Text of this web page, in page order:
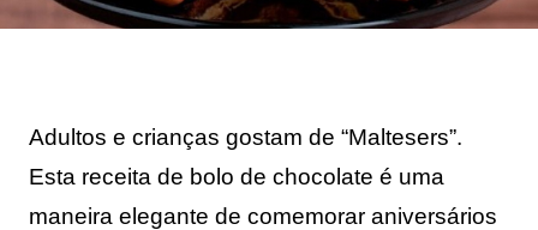
Adultos e crianças gostam de “Maltesers”.
Esta receita de bolo de chocolate é uma
maneira elegante de comemorar aniversários